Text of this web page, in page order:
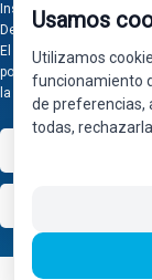
Inscrita en el Registro
Desarrollado por
El proyecto de inversión
por Gobierno de
la inversión en pymes
Usamos
Utilizamos
funcionamiento
de preferencias,
todas,